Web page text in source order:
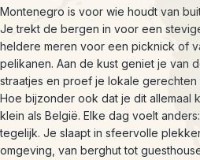
Montenegro is voor wie houdt van
Je trekt de bergen in voor een
heldere meren voor een picknick of
pelikanen. Aan de kust geniet je van
straatjes en proef je lokale gerechten
Hoe bijzonder ook dat je dit allemaal
klein als België. Elke dag voelt
tegelijk. Je slaapt in sfeervolle
omgeving, van berghut tot